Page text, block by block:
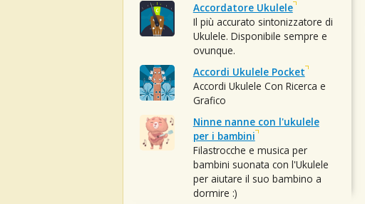
Accordatore Ukulele
Il più accurato sintonizzatore di
Ukulele. Disponibile sempre e
ovunque.
Accordi Ukulele Pocket
Accordi Ukulele Con Ricerca e
Grafico
Ninne nanne con l'ukulele
per i bambini
Filastrocche e musica per
bambini suonata con l'Ukulele
per aiutare il suo bambino a
dormire :)